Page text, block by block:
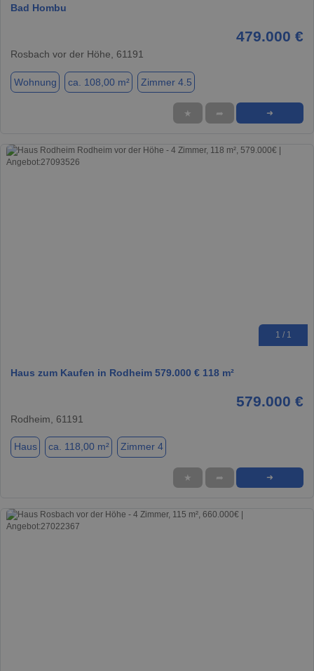
Bad Hombu
479.000 €
Rosbach vor der Höhe, 61191
Wohnung ca. 108,00 m² Zimmer 4.5
★ ➦ ➜
1 / 1
Haus zum Kaufen in Rodheim 579.000 € 118 m²
579.000 €
Rodheim, 61191
Haus ca. 118,00 m² Zimmer 4
★ ➦ ➜